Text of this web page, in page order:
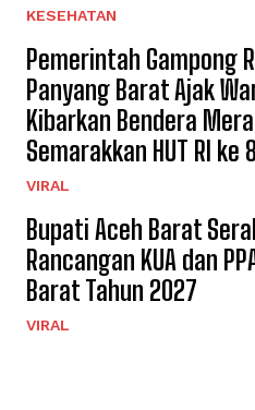
KESEHATAN
Pemerintah Gampong
Panyang Barat Ajak
Kibarkan Bendera
Semarakkan HUT RI ke
VIRAL
Bupati Aceh Barat
Rancangan KUA dan
Barat Tahun 2027
VIRAL